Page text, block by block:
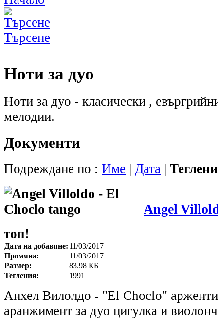
Търсене
Ноти за дуо
Ноти за дуо - класически ,
мелодии.
Документи
Подреждане по : Име | Дата |
Angel
топ!
Дата на добавяне: 11/03/2017
Промяна:
11/03/2017
Размер:
83.98 КБ
Тегления:
1991
Анхел Вилолдо - "El Choclo"
аранжимент за дуо цигулка и